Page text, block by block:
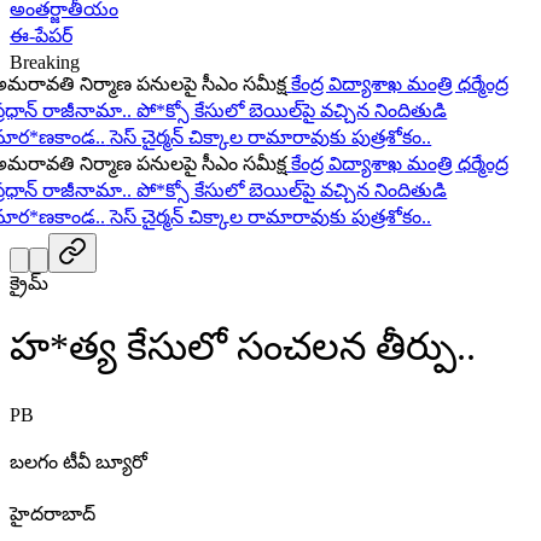
అంతర్జాతీయం
ఈ-పేపర్
Breaking
నిర్మాణ పనులపై సీఎం సమీక్ష కేంద్ర విద్యాశాఖ మంత్రి ధర్మేంద్ర
రాజీనామా.. పో*క్సో కేసులో బెయిల్‌పై వచ్చిన నిందితుడి
సెస్ చైర్మన్ చిక్కాల రామారావుకు పుత్రశోకం..
నిర్మాణ పనులపై సీఎం సమీక్ష కేంద్ర విద్యాశాఖ మంత్రి ధర్మేంద్ర
రాజీనామా.. పో*క్సో కేసులో బెయిల్‌పై వచ్చిన నిందితుడి
సెస్ చైర్మన్ చిక్కాల రామారావుకు పుత్రశోకం..
క్రైమ్
హ*త్య కేసులో సంచలన తీర్పు..
PB
బలగం టీవీ బ్యూరో
హైదరాబాద్